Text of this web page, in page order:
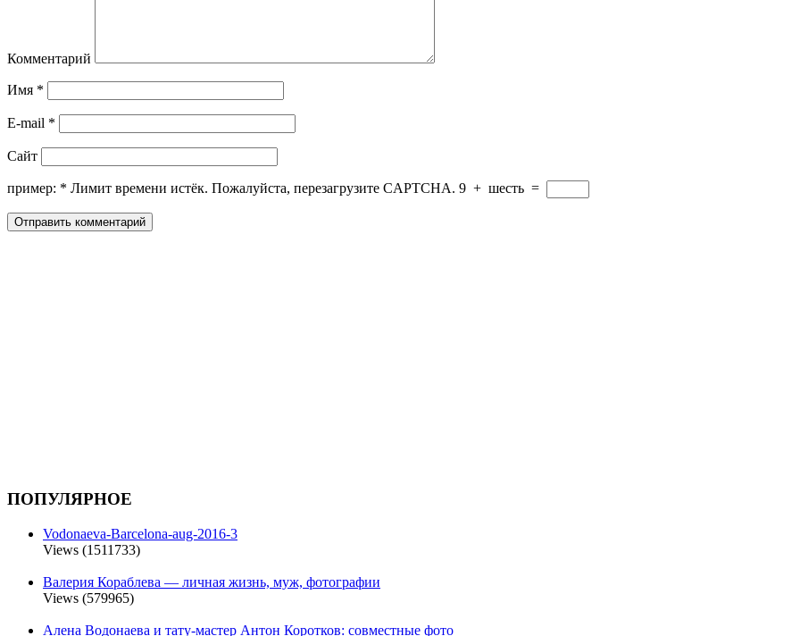
Комментарий
Имя *
E-mail *
Сайт
пример: * Лимит времени истёк. Пожалуйста, перезагрузите CAPTCHA. 9 + шесть =
ПОПУЛЯРНОЕ
Vodonaeva-Barcelona-aug-2016-3
Views (1511733)
Валерия Кораблева — личная жизнь, муж, фотографии
Views (579965)
Алена Водонаева и тату-мастер Антон Коротков: совместные фото